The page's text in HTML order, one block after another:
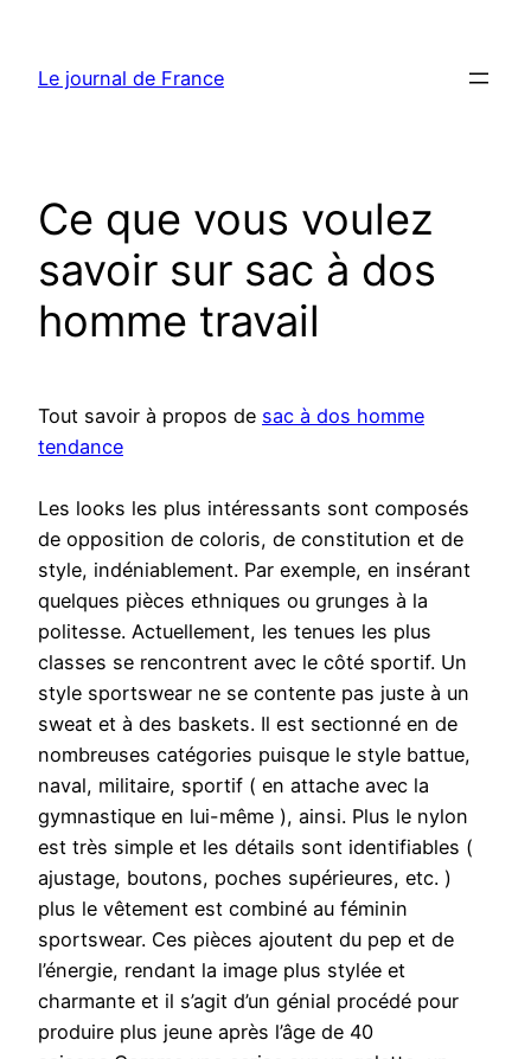
contenu
Le journal de France
Ce que vous voulez
savoir sur sac à dos
homme travail
Tout savoir à propos de sac à dos homme
tendance
Les looks les plus intéressants sont composés
de opposition de coloris, de constitution et de
style, indéniablement. Par exemple, en insérant
quelques pièces ethniques ou grunges à la
politesse. Actuellement, les tenues les plus
classes se rencontrent avec le côté sportif. Un
style sportswear ne se contente pas juste à un
sweat et à des baskets. Il est sectionné en de
nombreuses catégories puisque le style battue,
naval, militaire, sportif ( en attache avec la
gymnastique en lui-même ), ainsi. Plus le nylon
est très simple et les détails sont identifiables (
ajustage, boutons, poches supérieures, etc. )
plus le vêtement est combiné au féminin
sportswear. Ces pièces ajoutent du pep et de
l’énergie, rendant la image plus stylée et
charmante et il s’agit d’un génial procédé pour
produire plus jeune après l’âge de 40